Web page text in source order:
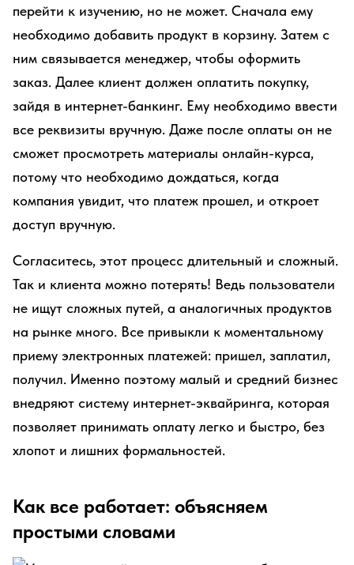
перейти к изучению, но не может. Сначала ему
необходимо добавить продукт в корзину. Затем с
ним связывается менеджер, чтобы оформить
заказ. Далее клиент должен оплатить покупку,
зайдя в интернет-банкинг. Ему необходимо ввести
все реквизиты вручную. Даже после оплаты он не
сможет просмотреть материалы онлайн-курса,
потому что необходимо дождаться, когда
компания увидит, что платеж прошел, и откроет
доступ вручную.
Согласитесь, этот процесс длительный и сложный.
Так и клиента можно потерять! Ведь пользователи
не ищут сложных путей, а аналогичных продуктов
на рынке много. Все привыкли к моментальному
приему электронных платежей: пришел, заплатил,
получил. Именно поэтому малый и средний бизнес
внедряют систему интернет-эквайринга, которая
позволяет принимать оплату легко и быстро, без
хлопот и лишних формальностей.
Как все работает: объясняем
простыми словами